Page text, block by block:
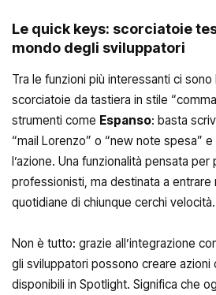
Le quick keys: scorciatoie
mondo degli sviluppatori
Tra le funzioni più interessanti ci sono
scorciatoie da tastiera in stile
strumenti come Espanso: basta
“mail Lorenzo” o “new note spesa”
l’azione. Una funzionalità pensata
professionisti, ma destinata a entrare
quotidiane di chiunque cerchi velocità.
Non è tutto: grazie all’integrazione
gli sviluppatori possono creare azioni
disponibili in Spotlight. Significa che